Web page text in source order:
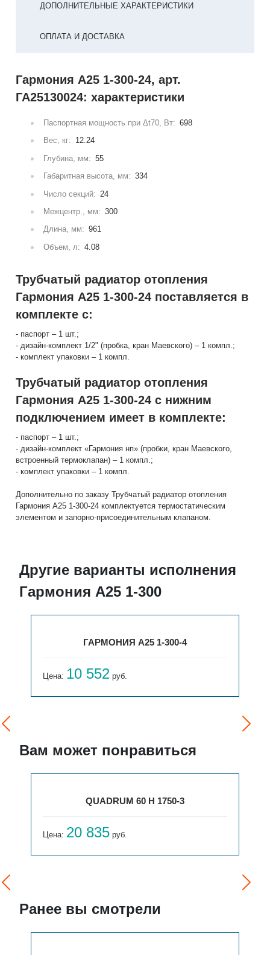
ДОПОЛНИТЕЛЬНЫЕ ХАРАКТЕРИСТИКИ
ОПЛАТА И ДОСТАВКА
Гармония А25 1-300-24, арт.
ГА25130024: характеристики
Паспортная мощность при Δt70, Вт: 698
Вес, кг: 12.24
Глубина, мм: 55
Габаритная высота, мм: 334
Число секций: 24
Межцентр., мм: 300
Длина, мм: 961
Объем, л: 4.08
Трубчатый радиатор отопления
Гармония А25 1-300-24 поставляется в
комплекте с:
- паспорт – 1 шт.;
- дизайн-комплект 1/2" (пробка, кран Маевского) – 1 компл.;
- комплект упаковки – 1 компл.
Трубчатый радиатор отопления
Гармония А25 1-300-24 с нижним
подключением имеет в комплекте:
- паспорт – 1 шт.;
- дизайн-комплект «Гармония нп» (пробки, кран Маевского,
встроенный термоклапан) – 1 компл.;
- комплект упаковки – 1 компл.
Дополнительно по заказу Трубчатый радиатор отопления
Гармония А25 1-300-24 комплектуется термостатическим
элементом и запорно-присоединительным клапаном.
Другие варианты исполнения
Гармония А25 1-300
ГАРМОНИЯ А25 1-300-4
Цена: 10 552 руб.
Вам может понравиться
QUADRUM 60 H 1750-3
Цена: 20 835 руб.
Ранее вы смотрели